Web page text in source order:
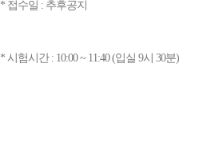
* 접수일 : 추후공지
* 시험시간 : 10:00 ~ 11:40 (입실 9시 30분)